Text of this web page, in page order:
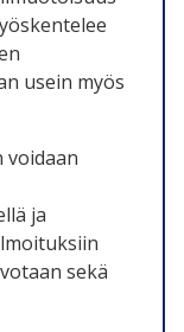
usein myös
ja
sekä